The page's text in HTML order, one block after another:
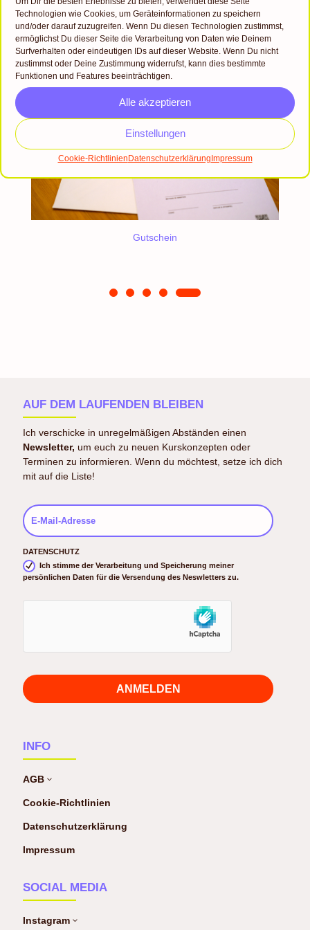
Technologien wie Cookies, um Geräteinformationen zu speichern
und/oder darauf zuzugreifen. Wenn Du diesen Technologien zustimmst,
ermöglichst Du dieser Seite die Verarbeitung von Daten wie Deinem
Surfverhalten oder eindeutigen IDs auf dieser Website. Wenn Du nicht
zustimmst oder Deine Zustimmung widerrufst, kann dies bestimmte
Funktionen und Features beeinträchtigen.
Alle akzeptieren
Einstellungen
Cookie-RichtlinienDatenschutzerklärungImpressum
ein eigenes Siebdruckset zu Hause hast, kannst
du gern dein eigenes Equipment mitbringen, um
die einzelnen Arbeitsschritte damit zu üben. Dein
beschichtetes Sieb kannst du anschließend mit
nach Hause nehmen – die Entschichtung kannst
du an einem anderen Sieb üben.
DAS
KÖNNTE DIR
AUCH
GEFALLEN:
Gutschein
AUF DEM LAUFENDEN BLEIBEN
Ich verschicke in unregelmäßigen Abständen einen
Newsletter, um euch zu neuen Kurskonzepten oder
Terminen zu informieren. Wenn du möchtest, setze ich dich
mit auf die Liste!
DATENSCHUTZ
Ich stimme der Verarbeitung und Speicherung meiner
persönlichen Daten für die Versendung des Neswletters zu.
ANMELDEN
INFO
AGB3
Cookie-Richtlinien
Datenschutzerklärung
Impressum
SOCIAL MEDIA
Instagram3